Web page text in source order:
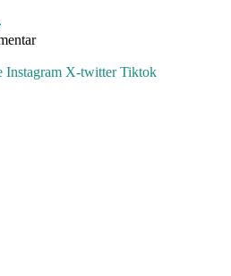
Instagram X-twitter Tiktok